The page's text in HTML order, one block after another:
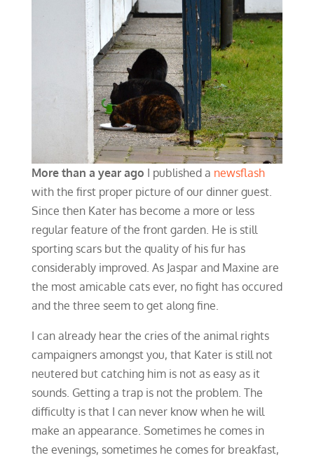
More than a year ago I published a newsflash
with the first proper picture of our dinner guest.
Since then Kater has become a more or less
regular feature of the front garden. He is still
sporting scars but the quality of his fur has
considerably improved. As Jaspar and Maxine are
the most amicable cats ever, no fight has occured
and the three seem to get along fine.
I can already hear the cries of the animal rights
campaigners amongst you, that Kater is still not
neutered but catching him is not as easy as it
sounds. Getting a trap is not the problem. The
difficulty is that I can never know when he will
make an appearance. Sometimes he comes in
the evenings, sometimes he comes for breakfast,